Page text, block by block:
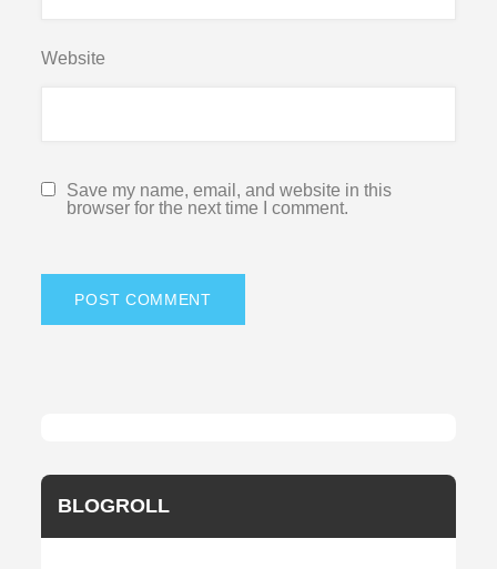
Website
Save my name, email, and website in this
browser for the next time I comment.
BLOGROLL